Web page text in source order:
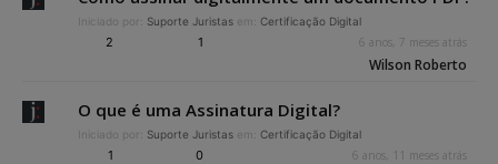
Iniciado por: Suporte Juristas em: Certificação Digital
2 1 6 anos, 7 meses atrás
Wilson Roberto
O que é uma Assinatura Digital?
Iniciado por: Suporte Juristas em: Certificação Digital
1 0 6 anos, 11 meses atrás